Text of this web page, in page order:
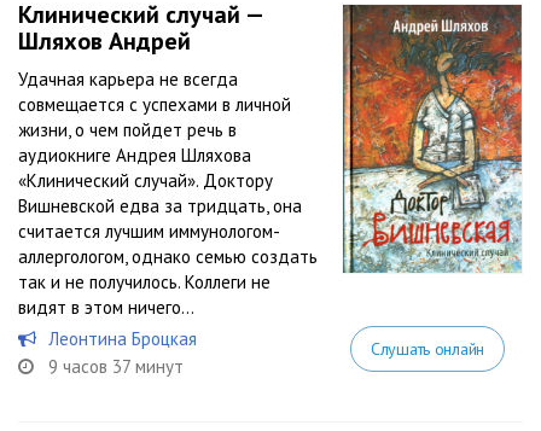
Клинический случай —
Шляхов Андрей
Удачная карьера не всегда
совмещается с успехами в личной
жизни, о чем пойдет речь в
аудиокниге Андрея Шляхова
«Клинический случай». Доктору
Вишневской едва за тридцать, она
считается лучшим иммунологом-
аллергологом, однако семью создать
так и не получилось. Коллеги не
видят в этом ничего...
Леонтина Броцкая
9 часов 37 минут
Слушать онлайн